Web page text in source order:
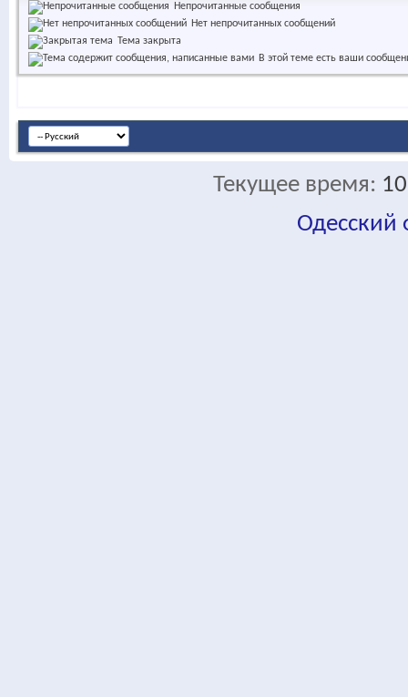
Непрочитанные сообщения
Нет непрочитанных сообщений
Тема закрыта
В этой теме есть ваши
Текущее время:
Одесский